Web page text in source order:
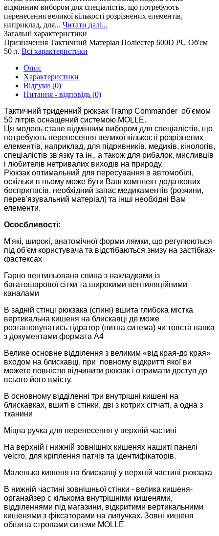
відмінним вибором для спеціалістів, що потребують
перенесення великої кількості розрізнених елементів,
наприклад, для... Читати далі...
Загальні характеристики
Призначення Тактичний Матеріал Поліестер 600D PU Об'єм
50 л. Всі характеристики
Опис
Характеристики
Відгуки (0)
Питання - відповідь (0)
Тактичний триденний рюкзак Tramp Commander об'ємом
50 літрів оснащений системою MOLLE.
Ця модель стане відмінним вибором для спеціалістів, що
потребують перенесення великої кількості розрізнених
елементів, наприклад, для підривників, медиків, кінологів,
спеціалістів зв'язку та ін., а також для рибалок, мисливців
і любителів нетривалих виходів на природу.
Рюкзак оптимальний для пересування в автомобілі,
оскільки в ньому може бути Ваш комплект додаткових
боєприпасів, необхідний запас медикаментів (розчини,
перев'язувальний матеріал) та інші необхідні Вам
елементи.
Ососбливості:
М'які, широкі, анатомічної форми лямки, що регулюються
під об'єм користувача та відстібаються знизу на застібках-
фастексах
Гарно вентильована спина з накладками із
багатошарової сітки та широкими вентиляційними
каналами
В задній стінці рюкзака (спині) вшита глибока містка
вертикальна кишеня на блискавці де може
розташовуватись гідратор (питна ситема) чи товста папка
з документами формата A4
Велике основне відділення з великим «від края-до края»
входом на блискавці, при повному відкритті якої ви
можете повністю відчинити рюкзак і отримати доступ до
всього його вмісту.
В основному відділенні три внутрішні кишені на
блискавках, вшиті в стінки, дві з котрих сітчаті, а одна з
тканини
Міцна ручка для перенесення у верхній частині
На верхній і нижній зовнішніх кишенях нашиті панелі
velcro, для кріплення патчів та ідентифікаторів.
Маленька кишеня на блискавці у верхній частині рюкзака
В нижній частині зовнішньої стінки - велика кишеня-
органайзер с кількома внутрішніми кишенями,
відділеннями під магазини, відкритими вертикальними
кишенями з фіксаторами на липучках. Зовні кишеня
обшита стропами ситеми MOLLE